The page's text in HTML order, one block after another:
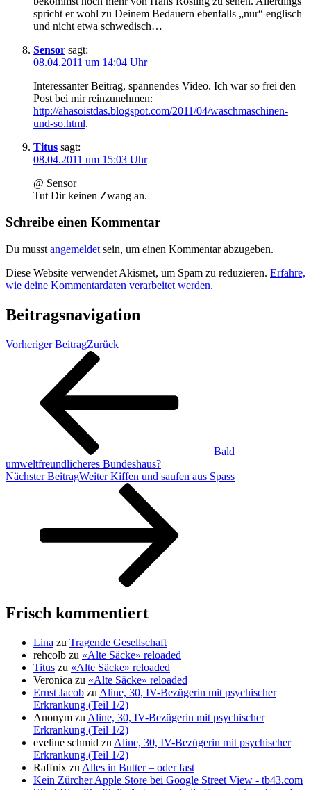
spricht er wohl zu Deinem Bedauern ebenfalls „nur“ englisch
und nicht etwa schwedisch…
Sensor sagt:
08.04.2011 um 14:04 Uhr
Interessanter Beitrag, spannendes Video. Ich war so frei den
Post bei mir reinzunehmen:
http://ahasoistdas.blogspot.com/2011/04/waschmaschinen-
und-so.html.
Titus sagt:
08.04.2011 um 15:03 Uhr
@ Sensor
Tut Dir keinen Zwang an.
Schreibe einen Kommentar
Du musst angemeldet sein, um einen Kommentar abzugeben.
Diese Website verwendet Akismet, um Spam zu reduzieren. Erfahre,
wie deine Kommentardaten verarbeitet werden.
Beitragsnavigation
Vorheriger BeitragZurück
Bald
umweltfreundlicheres Bundeshaus?
Nächster BeitragWeiter Kiffen und saufen aus Spass
Frisch kommentiert
Lina zu Tragende Gesellschaft
rehcolb zu «Alte Säcke» reloaded
Titus zu «Alte Säcke» reloaded
Veronica zu «Alte Säcke» reloaded
Ernst Jacob zu Aline, 30, IV-Bezügerin mit psychischer
Erkrankung (Teil 1/2)
Anonym zu Aline, 30, IV-Bezügerin mit psychischer
Erkrankung (Teil 1/2)
eveline schmid zu Aline, 30, IV-Bezügerin mit psychischer
Erkrankung (Teil 1/2)
Raffnix zu Alles in Butter – oder fast
Kein Zürcher Apple Store bei Google Street View - tb43.com